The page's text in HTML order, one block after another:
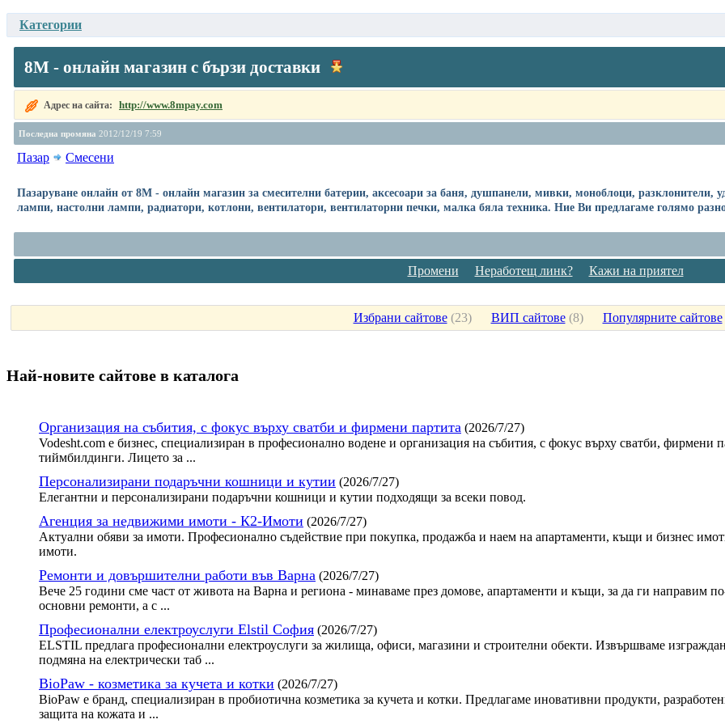
Категории
8М - онлайн магазин с бързи доставки
Адрес на сайта: http://www.8mpay.com
Последна промяна 2012/12/19 7:59
Пазар Смесени
Пазаруване онлайн от 8М - онлайн магазин за смесителни батерии, аксесоари за баня, душпанели, мивки, моноблоци,
лампи, настолни лампи, радиатори, котлони, вентилатори, вентилаторни печки, малка бяла техника. Ние Ви предлагаме голямо
Промени Неработещ линк? Кажи на приятел
Избрани сайтове(23) ВИП сайтове(8) Популярните сайтове
Най-новите сайтoве в каталога
Организация на събития, с фокус върху сватби и фирмени партита (2026/7/27)
Vodesht.com е бизнес, специализиран в професионално водене и организация на събития, с фокус върху сватби,
тиймбилдинги. Лицето за ...
Персонализирани подаръчни кошници и кутии (2026/7/27)
Елегантни и персонализирани подаръчни кошници и кутии подходящи за всеки повод.
Агенция за недвижими имоти - К2-Имоти (2026/7/27)
Актуални обяви за имоти. Професионално съдействие при покупка, продажба и наем на апартаменти, къщи и бизнес
имоти.
Ремонти и довършителни работи във Варна (2026/7/27)
Вече 25 години сме част от живота на Варна и региона - минаваме през домове, апартаменти и къщи, за да ги направим
основни ремонти, а с ...
Професионални електроуслуги Elstil София (2026/7/27)
ELSTIL предлага професионални електроуслуги за жилища, офиси, магазини и строителни обекти. Извършваме
подмяна на електрически таб ...
BioPaw - козметика за кучета и котки (2026/7/27)
BioPaw е бранд, специализиран в пробиотична козметика за кучета и котки. Предлагаме иновативни продукти,
защита на кожата и ...